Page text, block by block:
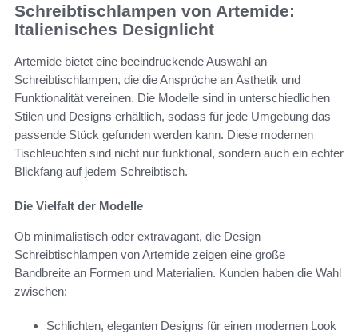
Schreibtischlampen von Artemide:
Italienisches Designlicht
Artemide bietet eine beeindruckende Auswahl an
Schreibtischlampen, die die Ansprüche an Ästhetik und
Funktionalität vereinen. Die Modelle sind in unterschiedlichen
Stilen und Designs erhältlich, sodass für jede Umgebung das
passende Stück gefunden werden kann. Diese modernen
Tischleuchten sind nicht nur funktional, sondern auch ein echter
Blickfang auf jedem Schreibtisch.
Die Vielfalt der Modelle
Ob minimalistisch oder extravagant, die Design
Schreibtischlampen von Artemide zeigen eine große
Bandbreite an Formen und Materialien. Kunden haben die Wahl
zwischen:
Schlichten, eleganten Designs für einen modernen Look